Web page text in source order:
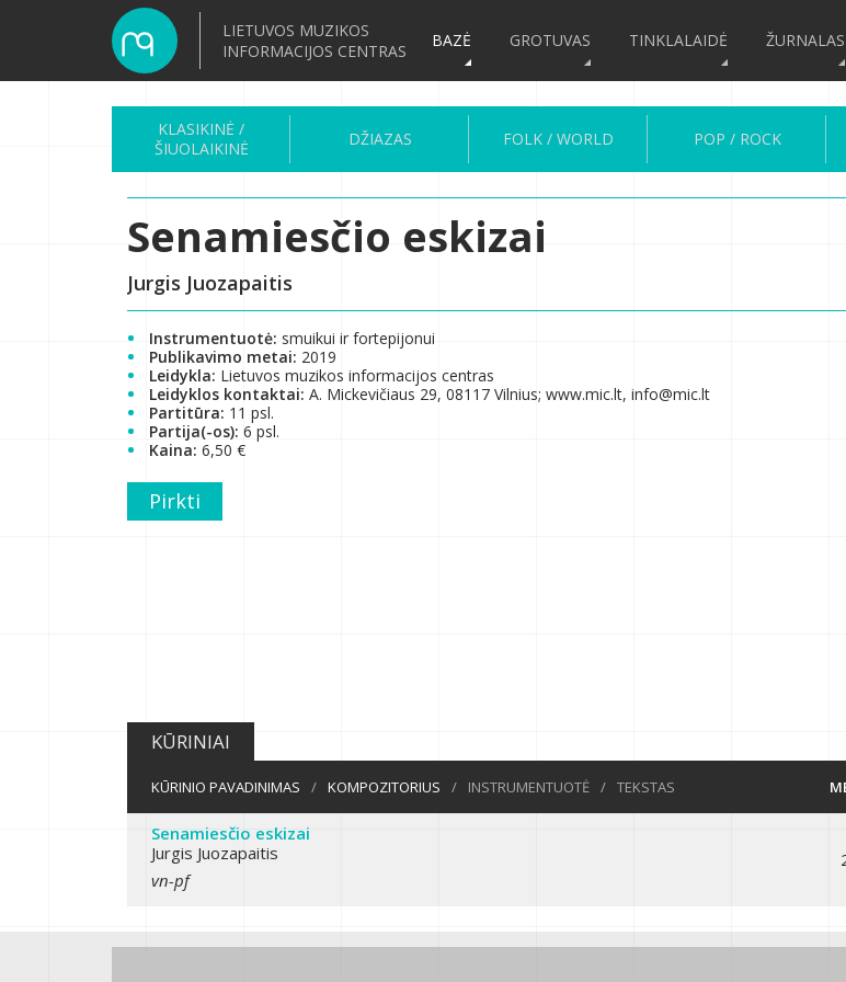
LIETUVOS MUZIKOS
INFORMACIJOS CENTRAS
BAZĖ GROTUVAS TINKLALAIDĖ ŽURNALAS
KLASIKINĖ /
ŠIUOLAIKINĖ
DŽIAZAS FOLK / WORLD POP / ROCK
Senamiesčio eskizai
Jurgis Juozapaitis
Instrumentuotė: smuikui ir fortepijonui
Publikavimo metai: 2019
Leidykla: Lietuvos muzikos informacijos centras
Leidyklos kontaktai: A. Mickevičiaus 29, 08117 Vilnius; www.mic.lt, info@mic.lt
Partitūra: 11 psl.
Partija(-os): 6 psl.
Kaina: 6,50 €
Pirkti
KŪRINIAI
KŪRINIO PAVADINIMAS / KOMPOZITORIUS / INSTRUMENTUOTĖ / TEKSTAS
Senamiesčio eskizai
Jurgis Juozapaitis
vn-pf